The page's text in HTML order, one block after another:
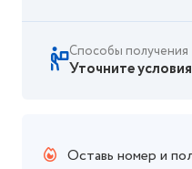
Способы получения
Уточните
Оставь номер и